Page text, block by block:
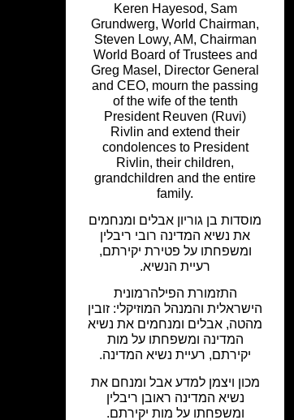
Keren Hayesod, Sam
Grundwerg, World Chairman,
Steven Lowy, AM, Chairman
World Board of Trustees and
Greg Masel, Director General
and CEO, mourn the passing
of the wife of the tenth
President Reuven (Ruvi)
Rivlin and extend their
condolences to President
Rivlin, their children,
grandchildren and the entire
family.
מוסדות בן גוריון אבלים ומנחמים
את נשיא המדינה רובי ריבלין
ומשפחתו על פטירת יקירתם,
רעיית הנשיא.
התזמורת הפילהרמונית
הישראלית והמנהל המוזיקלי: זובין
מהטה, אבלים ומנחמים את נשיא
המדינה ומשפחתו על מות
יקירתם, רעיית נשיא המדינה.
מכון ויצמן למדע אבל ומנחם את
נשיא המדינה ראובן ריבלין
ומשפחתו על מות יקירתם.